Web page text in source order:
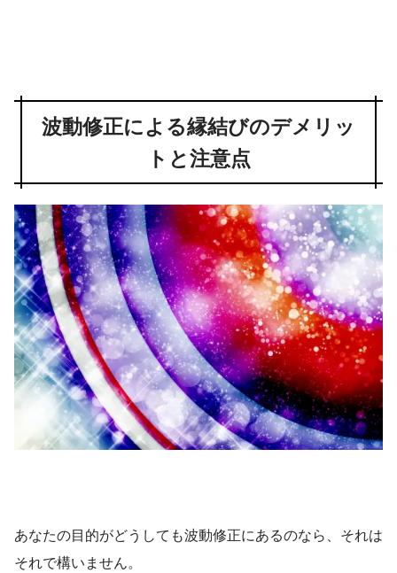
波動修正による縁結びのデメリッ
トと注意点
あなたの目的がどうしても波動修正にあるのなら、それは
それで構いません。